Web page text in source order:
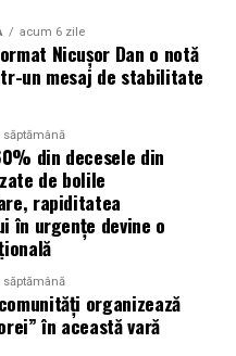
evenimentelor
public ridicat, de
utilizatorilor că ar putea
Mesajele care anunță
limitat la o transmisie
determina utilizatorii să
sursa.
specialiștii anticipează
în perioada
pretexte se numără
pariurile,
oferte de călătorie.
acum 6 zile
Nicușor Dan o notă
un mesaj de stabilitate
din decesele din
de bolile
rapiditatea
în urgențe devine o
organizează
în această vară